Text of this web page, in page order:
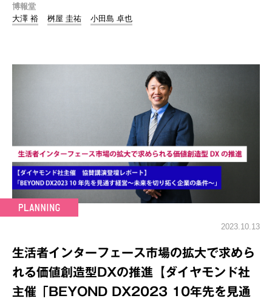
博報堂
大澤 裕
桝屋 圭祐 小田島 卓也
2023.10.13
生活者インターフェース市場の拡大で求めら
れる価値創造型DXの推進【ダイヤモンド社
主催「BEYOND DX2023 10年先を見通